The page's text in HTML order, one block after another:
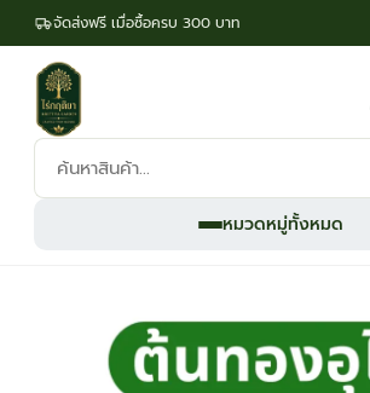
จัดส่งฟรี เมื่อซื้อครบ 300 บาท
ค้นหา
สินค้า:
หมวดหมู่ทั้งหมด